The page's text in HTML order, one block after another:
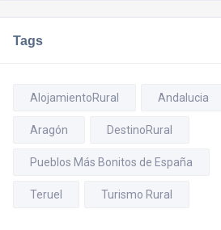
Tags
AlojamientoRural Andalucia
Aragón DestinoRural
Pueblos Más Bonitos de España
Teruel Turismo Rural